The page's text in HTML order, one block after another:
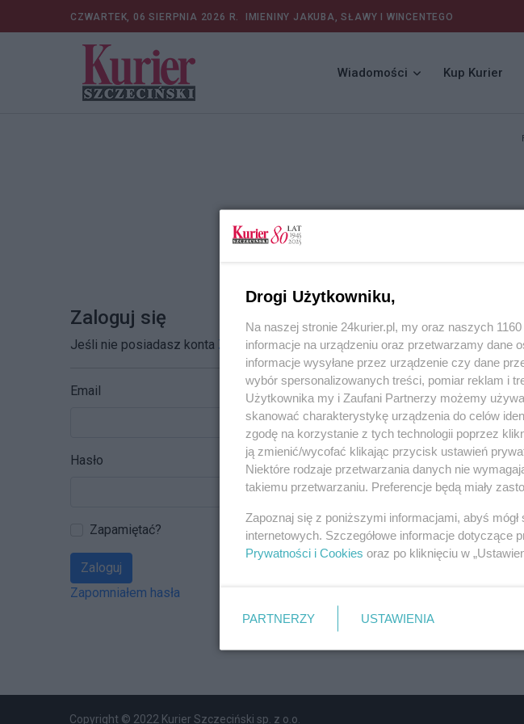
CZWARTEK, 06 SIERPNIA 2026 R. IMIENINY JAKUBA, SŁAWY I WINCENTEGO
Wiadomości Kup Kurier
Zaloguj się
Jeśli nie posiadasz konta Zarejestruj się
Email
Hasło
Zapamiętać?
Zaloguj
Zapomniałem hasła
Copyright © 2022 Kurier Szczeciński sp. z o.o.
Drogi Użytkowniku,
Na naszej stronie 24kurier.pl, my oraz naszych
informacje na urządzeniu oraz przetwarzamy dane
informacje wysyłane przez urządzenie czy dane
wybór spersonalizowanych treści, pomiar reklam i
Użytkownika my i Zaufani Partnerzy możemy
skanować charakterystykę urządzenia do celów
zgodę na korzystanie z tych technologii poprzez
ją zmienić/wycofać klikając przycisk ustawień
Niektóre rodzaje przetwarzania danych nie
takiemu przetwarzaniu. Preferencje będą miały
Zapoznaj się z poniższymi informacjami, abyś
internetowych. Szczegółowe informacje dotyczące
Prywatności i Cookies oraz po kliknięciu w
PARTNERZY USTAWIENIA